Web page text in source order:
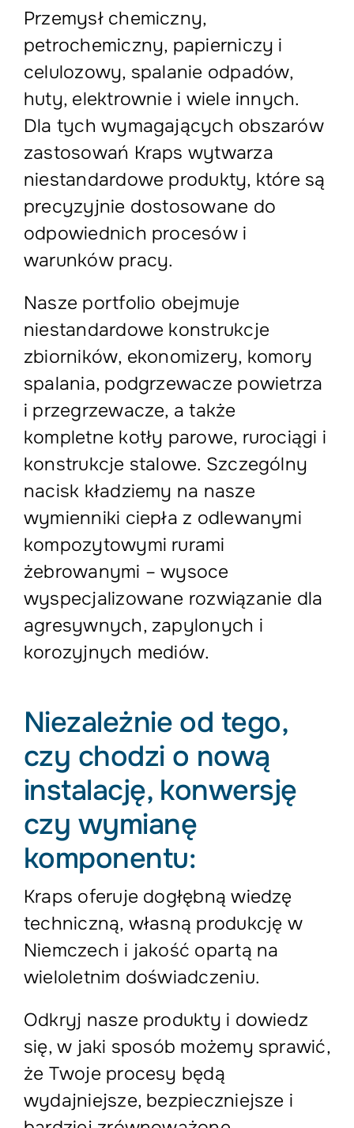
Przemysł chemiczny,
petrochemiczny, papierniczy i
celulozowy, spalanie odpadów,
huty, elektrownie i wiele innych.
Dla tych wymagających obszarów
zastosowań Kraps wytwarza
niestandardowe produkty, które są
precyzyjnie dostosowane do
odpowiednich procesów i
warunków pracy.
Nasze portfolio obejmuje
niestandardowe konstrukcje
zbiorników, ekonomizery, komory
spalania, podgrzewacze powietrza
i przegrzewacze, a także
kompletne kotły parowe, rurociągi i
konstrukcje stalowe. Szczególny
nacisk kładziemy na nasze
wymienniki ciepła z odlewanymi
kompozytowymi rurami
żebrowanymi – wysoce
wyspecjalizowane rozwiązanie dla
agresywnych, zapylonych i
korozyjnych mediów.
Niezależnie od tego,
czy chodzi o nową
instalację, konwersję
czy wymianę
komponentu:
Kraps oferuje dogłębną wiedzę
techniczną, własną produkcję w
Niemczech i jakość opartą na
wieloletnim doświadczeniu.
Odkryj nasze produkty i dowiedz
się, w jaki sposób możemy sprawić,
że Twoje procesy będą
wydajniejsze, bezpieczniejsze i